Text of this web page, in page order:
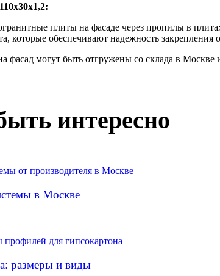
плиты на фасаде через пропилы в
которые обеспечивают надежность закрепления
фасад могут быть отгружены со склада в
интересно
в Москве
размеры и виды